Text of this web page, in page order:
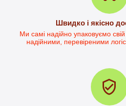
Письмовий стіл Дейв-1
в наявності
Швидко і якісно
Ми самі надійно упаковуємо
надійними, перевіреними